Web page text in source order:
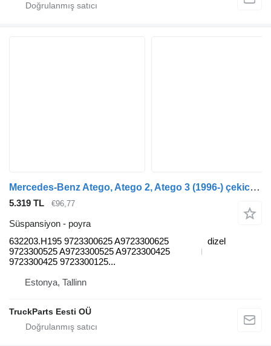
Mercedes-Benz Atego, Atego 2, Atego 3 (1996-) çekici için Mercedes-Benz atego 816 (01.98-12.04) 632203.H195 poyra
5.319 TL €96,77
Süspansiyon - poyra
632203.H195 9723300625 A9723300625
9723300525 A9723300525 A9723300425
9723300425 9723300125...
dizel
Estonya, Tallinn
TruckParts Eesti OÜ